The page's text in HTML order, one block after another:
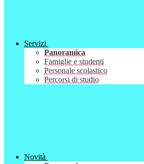
Servizi
Panoramica
Famiglie e studenti
Personale scolastico
Percorsi di studio
Novità